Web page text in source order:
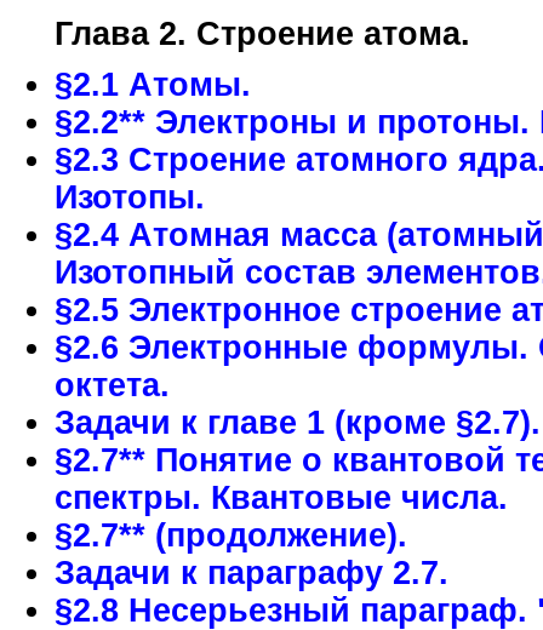
Глава 2. Строение атома.
§2.1 Атомы.
§2.2** Электроны и
§2.3 Строение атомного
Изотопы.
§2.4 Атомная масса
Изотопный состав
§2.5 Электронное строение
§2.6 Электронные
октета.
Задачи к главе 1 (кроме §2.7).
§2.7** Понятие о квантовой
спектры. Квантовые числа.
§2.7** (продолжение).
Задачи к параграфу 2.7.
§2.8 Несерьезный